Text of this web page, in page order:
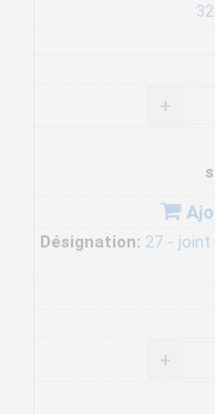
+
Désignation: 27 - joint
+